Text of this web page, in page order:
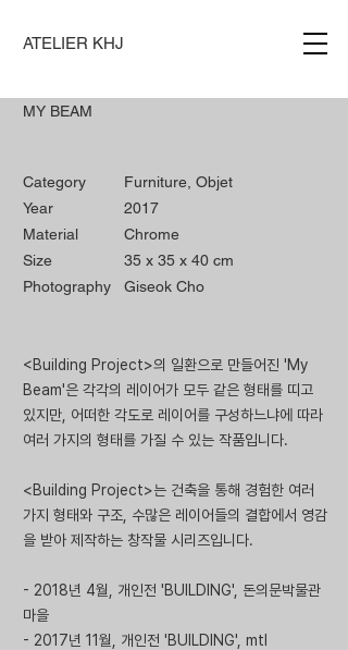
ATELIER KHJ
MY BEAM
Category
Year
Material
Size
Photography
Furniture, Objet
2017
Chrome
35 x 35 x 40 cm
Giseok Cho
<Building Project>의 일환으로 만들어진 'My
Beam'은 각각의 레이어가 모두 같은 형태를 띠고
있지만, 어떠한 각도로 레이어를 구성하느냐에 따라
여러 가지의 형태를 가질 수 있는 작품입니다.
<Building Project>는 건축을 통해 경험한 여러
가지 형태와 구조, 수많은 레이어들의 결합에서 영감
을 받아 제작하는 창작물 시리즈입니다.
- 2018년 4월, ​개인전 'BUILDING', 돈의문박물관
마을
- 2017년 11월, 개인전 'BUILDING', mtl